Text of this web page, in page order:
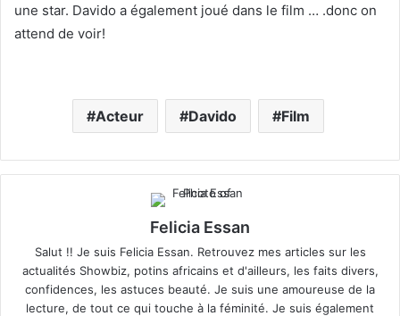
une star. Davido a également joué dans le film … .donc on
attend de voir!
Acteur Davido Film
Felicia Essan
Salut !! Je suis Felicia Essan. Retrouvez mes articles sur les
actualités Showbiz, potins africains et d'ailleurs, les faits divers,
confidences, les astuces beauté. Je suis une amoureuse de la
lecture, de tout ce qui touche à la féminité. Je suis également